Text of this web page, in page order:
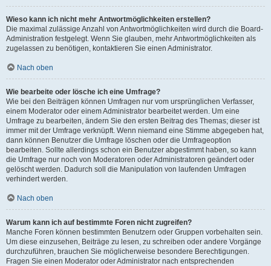
Wieso kann ich nicht mehr Antwortmöglichkeiten erstellen?
Die maximal zulässige Anzahl von Antwortmöglichkeiten wird durch die Board-
Administration festgelegt. Wenn Sie glauben, mehr Antwortmöglichkeiten als
zugelassen zu benötigen, kontaktieren Sie einen Administrator.
Nach oben
Wie bearbeite oder lösche ich eine Umfrage?
Wie bei den Beiträgen können Umfragen nur vom ursprünglichen Verfasser,
einem Moderator oder einem Administrator bearbeitet werden. Um eine
Umfrage zu bearbeiten, ändern Sie den ersten Beitrag des Themas; dieser ist
immer mit der Umfrage verknüpft. Wenn niemand eine Stimme abgegeben hat,
dann können Benutzer die Umfrage löschen oder die Umfrageoption
bearbeiten. Sollte allerdings schon ein Benutzer abgestimmt haben, so kann
die Umfrage nur noch von Moderatoren oder Administratoren geändert oder
gelöscht werden. Dadurch soll die Manipulation von laufenden Umfragen
verhindert werden.
Nach oben
Warum kann ich auf bestimmte Foren nicht zugreifen?
Manche Foren können bestimmten Benutzern oder Gruppen vorbehalten sein.
Um diese einzusehen, Beiträge zu lesen, zu schreiben oder andere Vorgänge
durchzuführen, brauchen Sie möglicherweise besondere Berechtigungen.
Fragen Sie einen Moderator oder Administrator nach entsprechenden